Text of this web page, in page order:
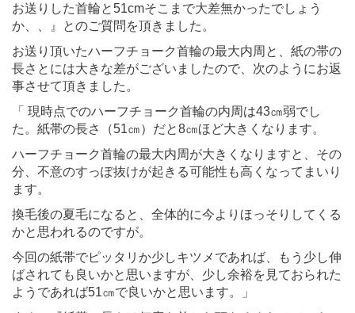
お送りした首輪と51cmそこまで大差無かったでしょう
か、、』とのご質問を頂きました。
お送り頂いたハーフチョーク首輪の最大内周と、紙の帯の
長さとには大きな差がございましたので、次のようにお返
事させて頂きました。
「 現時点でのハーフチョーク首輪の内周は43㎝弱でし
た。紙帯の長さ（51㎝）だと8㎝ほど大きくなります。
ハーフチョーク首輪の最大内周が大きくなりますと、その
分、不意のすっぽ抜けが起きる可能性も高くなってまいり
ます。
換毛後の夏毛になると、全体的に今よりほっそりしてくる
かと思われるのですが。
今回の紙帯でピッタリか少しキツメであれば、もう少し伸
ばされても良いかと思いますが、少し余裕を見ておられた
ようであれば51㎝で良いかと思います。」